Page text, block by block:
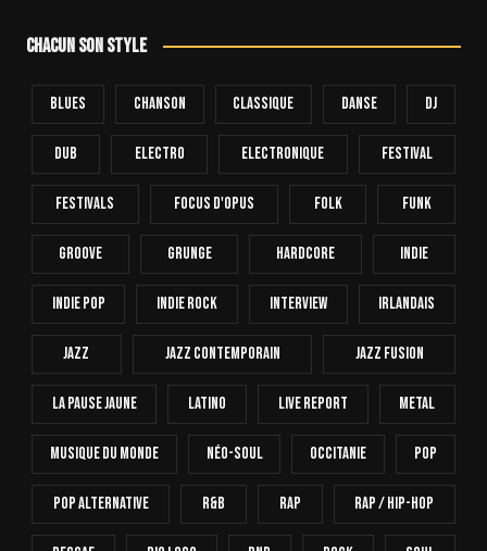
Chacun son style
Blues Chanson Classique Danse Dj
Dub Electro Electronique FESTIVAL
Festivals Focus D'Opus Folk Funk
Groove Grunge Hardcore INDIE
Indie Pop Indie Rock Interview Irlandais
Jazz Jazz Contemporain Jazz Fusion
La Pause Jaune Latino Live Report Metal
Musique Du Monde Néo-Soul Occitanie Pop
Pop Alternative R&B Rap Rap / Hip-Hop